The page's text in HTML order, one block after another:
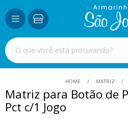
HOME MATRIZ
Matriz para Botão de
Pct c/1 Jogo